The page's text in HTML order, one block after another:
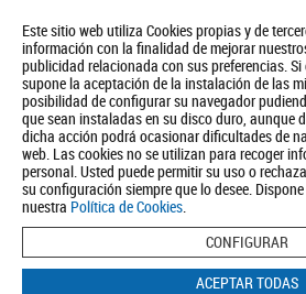
Este sitio web utiliza Cookies propias y de
información con la finalidad de mejorar
publicidad relacionada con sus preferencias.
supone la aceptación de la instalación de las
posibilidad de configurar su navegador
que sean instaladas en su disco duro, aunque
dicha acción podrá ocasionar dificultades de
web. Las cookies no se utilizan para recoger
personal. Usted puede permitir su uso o
su configuración siempre que lo desee.
nuestra Política de Cookies.
CONFIGURAR
ACEPTAR TODAS
Quiénes somos Turismo